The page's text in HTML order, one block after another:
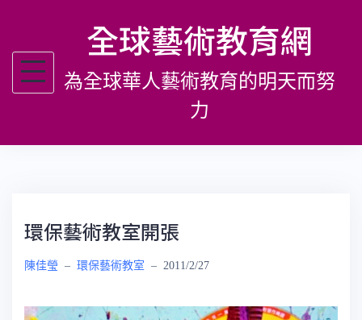
主
全球藝術教育網
為全球華人藝術教育的明天而努
力
環保藝術教室開張
陳佳瑩 – 環保藝術教室 – 2011/2/27